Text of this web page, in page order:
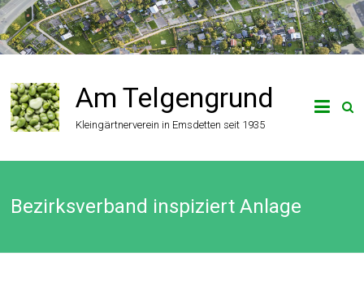
Zum
Inhalt
springen
Am Telgengrund
Kleingärtnerverein in Emsdetten seit 1935
Bezirksverband inspiziert Anlage